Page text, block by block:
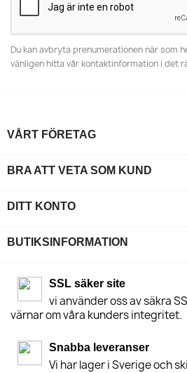
Du kan avbryta prenumerationen när som
vänligen hitta vår kontaktinformation i det
VÅRT FÖRETAG
BRA ATT VETA SOM KUND
DITT KONTO
BUTIKSINFORMATION
SSL säker site
vi använder oss av säkra
värnar om våra kunders integritet.
Snabba leveranser
Vi har lager i Sverige och